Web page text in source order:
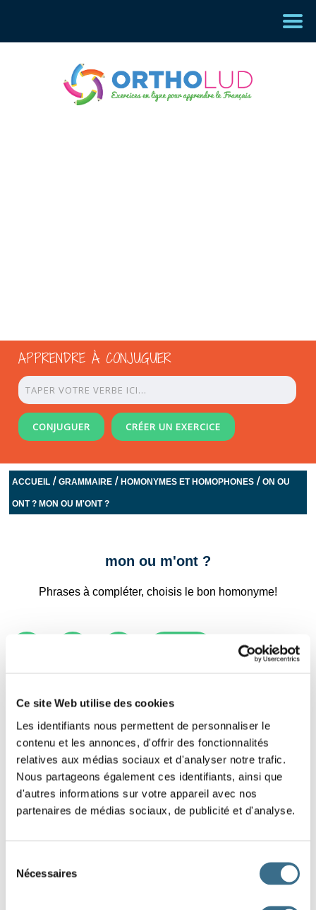
Ce site Web utilise des cookies
Les identifiants nous permettent de personnaliser le
contenu et les annonces, d'offrir des fonctionnalités
relatives aux médias sociaux et d'analyser notre trafic.
Nous partageons également ces identifiants, ainsi que
d'autres informations sur votre appareil avec nos
partenaires de médias sociaux, de publicité et d'analyse.
Nécessaires
APPRENDRE À CONJUGUER
CONJUGUER CRÉER UN EXERCICE
ACCUEIL /GRAMMAIRE /HOMONYMES ET HOMOPHONES /ON OU
ONT ? MON OU M'ONT ?
mon ou m'ont ?
Phrases à compléter, choisis le bon homonyme!